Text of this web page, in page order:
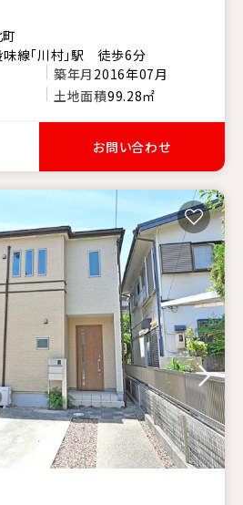
味線「川村」駅 徒歩6分
築年月 2016年07月
土地面積99.28㎡
お問い合わせ